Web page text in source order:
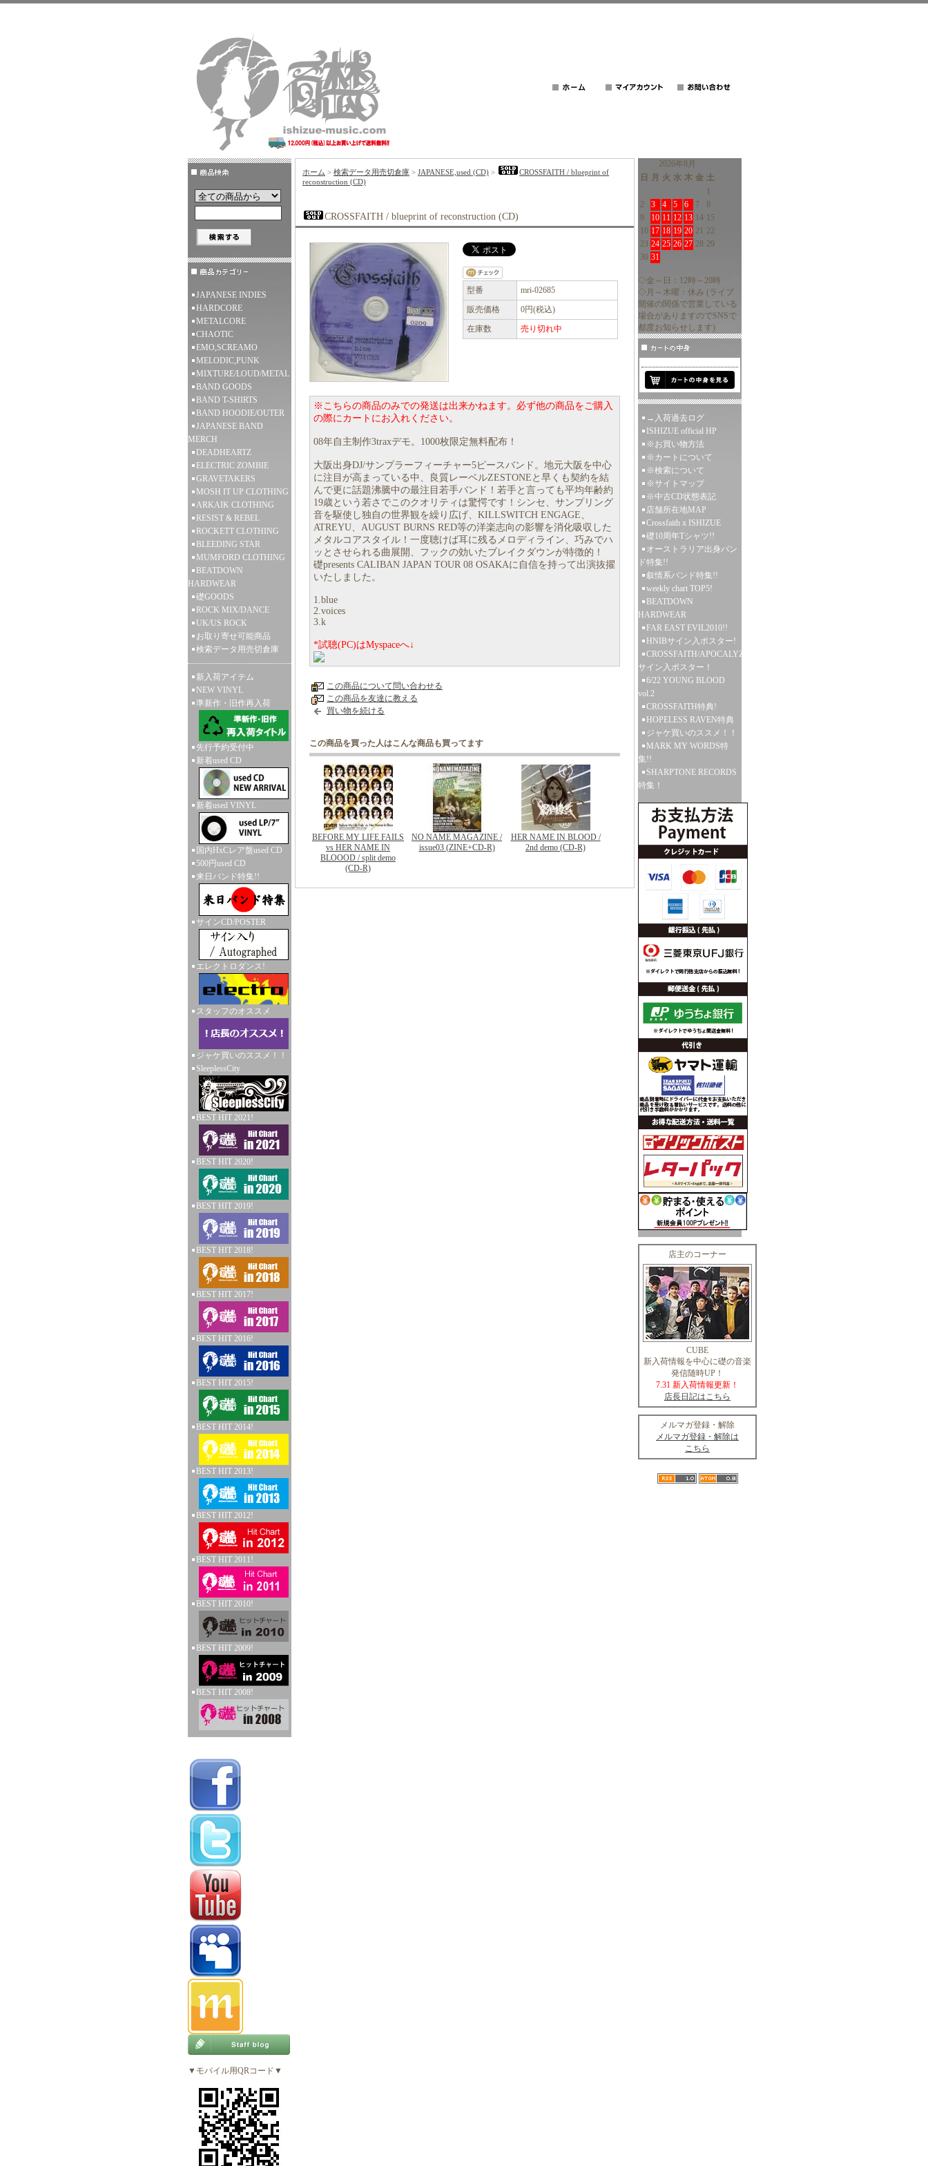
JAPANESE INDIES
HARDCORE
METALCORE
CHAOTIC
EMO,SCREAMO
MELODIC,PUNK
MIXTURE/LOUD/METAL
BAND GOODS
BAND T-SHIRTS
BAND HOODIE/OUTER
JAPANESE BAND
MERCH
DEADHEARTZ
ELECTRIC ZOMBIE
GRAVETAKERS
MOSH IT UP CLOTHING
ARKAIK CLOTHING
RESIST & REBEL
ROCKETT CLOTHING
BLEEDING STAR
MUMFORD CLOTHING
BEATDOWN
HARDWEAR
礎GOODS
ROCK MIX/DANCE
UK/US ROCK
お取り寄せ可能商品
検索データ用売切倉庫
新入荷アイテム
NEW VINYL
準新作・旧作再入荷
先行予約受付中
新着used CD
新着used VINYL
国内HxCレア盤used CD
500円used CD
来日バンド特集!!
サインCD/POSTER
エレクトロダンス!
スタッフのオススメ
ジャケ買いのススメ！！
SleeplessCity
BEST HIT 2021!
BEST HIT 2020!
BEST HIT 2019!
BEST HIT 2018!
BEST HIT 2017!
BEST HIT 2016!
BEST HIT 2015!
BEST HIT 2014!
BEST HIT 2013!
BEST HIT 2012!
BEST HIT 2011!
BEST HIT 2010!
BEST HIT 2009!
BEST HIT 2008!
▼モバイル用QRコード▼
ホーム > 検索データ用売切倉庫 > JAPANESE,used (CD) >
CROSSFAITH / blueprint of
reconstruction (CD)
CROSSFAITH / blueprint of reconstruction (CD)
型番
mri-02685
販売価格
0円(税込)
在庫数
売り切れ中
※こちらの商品のみでの発送は出来かねます。必ず他の商品をご購入
の際にカートにお入れください。
08年自主制作3traxデモ。1000枚限定無料配布！
大阪出身DJ/サンプラーフィーチャー5ピースバンド。地元大阪を中心
に注目が高まっている中、良質レーベルZESTONEと早くも契約を結
んで更に話題沸騰中の最注目若手バンド！若手と言っても平均年齢約
19歳という若さでこのクオリティは驚愕です！シンセ、サンプリング
音を駆使し独自の世界観を繰り広げ、KILLSWITCH ENGAGE、
ATREYU、AUGUST BURNS RED等の洋楽志向の影響を消化吸収した
メタルコアスタイル！一度聴けば耳に残るメロディライン、巧みでハ
ッとさせられる曲展開、フックの効いたブレイクダウンが特徴的！
礎presents CALIBAN JAPAN TOUR 08 OSAKAに自信を持って出演抜擢
いたしました。
1.blue
2.voices
3.k
*試聴(PC)はMyspaceへ↓
この商品について問い合わせる
この商品を友達に教える
買い物を続ける
この商品を買った人はこんな商品も買ってます
BEFORE MY LIFE FAILS
vs HER NAME IN
BLOOOD / split demo
(CD-R)
NO NAME MAGAZINE /
issue03 (ZINE+CD-R)
HER NAME IN BLOOD /
2nd demo (CD-R)
2026年8月
日
月 火 水 木 金 土
1
2
3 4 5 6 7
8
9
10 11 12 13 14 15
16 17 18 19 20 21 22
23 24 25 26 27 28 29
30 31
◇金～日：12時～20時
◇月～木曜：休み (ライブ
開催の関係で営業している
場合がありますのでSNSで
都度お知らせします)
→入荷過去ログ
ISHIZUE official HP
※お買い物方法
※カートについて
※検索について
※サイトマップ
※中古CD状態表記
店舗所在地MAP
Crossfaith x ISHIZUE
礎10周年Tシャツ!!
オーストラリア出身バン
ド特集!!
叙情系バンド特集!!
weekly chart TOP5!
BEATDOWN
HARDWEAR
FAR EAST EVIL2010!!
HNIBサイン入ポスター!
CROSSFAITH/APOCALYZE
サイン入ポスター！
6/22 YOUNG BLOOD
vol.2
CROSSFAITH特典!
HOPELESS RAVEN特典
ジャケ買いのススメ！！
MARK MY WORDS特
集!!
SHARPTONE RECORDS
特集！
店主のコーナー
CUBE
新入荷情報を中心に礎の音楽
発信随時UP！
7.31 新入荷情報更新！
店長日記はこちら
メルマガ登録・解除
メルマガ登録・解除は
こちら